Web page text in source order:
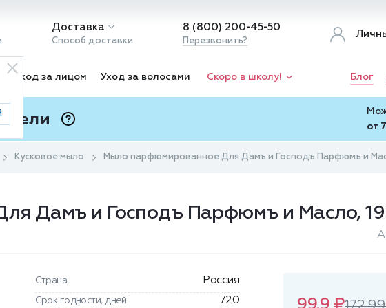
Доставка
Способ доставки
8 (800) 200-45-50
Перезвонить?
Уход за лицом Уход за волосами Скоро в школу! Блог
от
Кусковое мыло Мыло парфюмированное Для Дамъ и Господъ Парфюмъ и
Дамъ и Господъ Парфюмъ и Масло,
Страна Россия
Срок годности, дней 720 99.9 ₽